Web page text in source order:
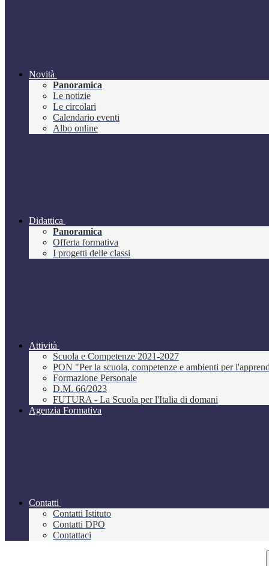
Novità
Panoramica
Le notizie
Le circolari
Calendario eventi
Albo online
Didattica
Panoramica
Offerta formativa
I progetti delle classi
Attività
Scuola e Competenze 2021-2027
PON "Per la scuola, competenze e ambienti per
Formazione Personale
D.M. 66/2023
FUTURA - La Scuola per l'Italia di domani
Agenzia Formativa
Contatti
Contatti Istituto
Contatti DPO
Contattaci